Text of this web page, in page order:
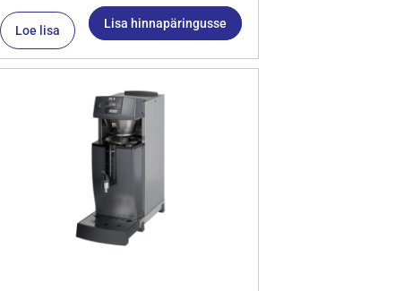
Loe lisa Lisa hinnapäringusse